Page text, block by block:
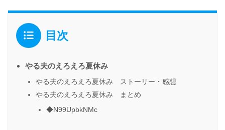
目次
やる夫のえろえろ夏休み
やる夫のえろえろ夏休み ストーリー・感想
やる夫のえろえろ夏休み まとめ
◆N99UpbkNMc